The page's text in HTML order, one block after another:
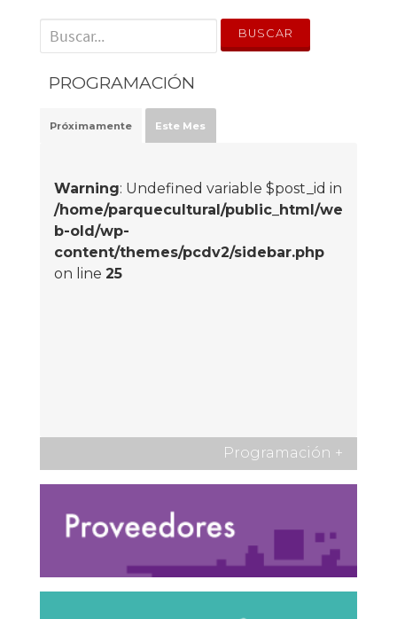
' . __('Search for:') . '
PROGRAMACIÓN
Próximamente Este Mes
Warning: Undefined variable $post_id in
/home/parquecultural/public_html/we
b-old/wp-
content/themes/pcdv2/sidebar.php
on line 25
Programación +